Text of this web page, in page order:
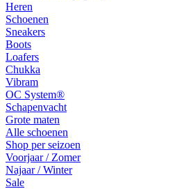
Heren
Schoenen
Sneakers
Boots
Loafers
Chukka
Vibram
OC System®
Schapenvacht
Grote maten
Alle schoenen
Shop per seizoen
Voorjaar / Zomer
Najaar / Winter
Sale